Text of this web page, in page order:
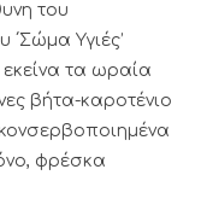
του
΄Σώμα Υγιές’
τα ωραία
βήτα-καροτένιο
φρέσκα